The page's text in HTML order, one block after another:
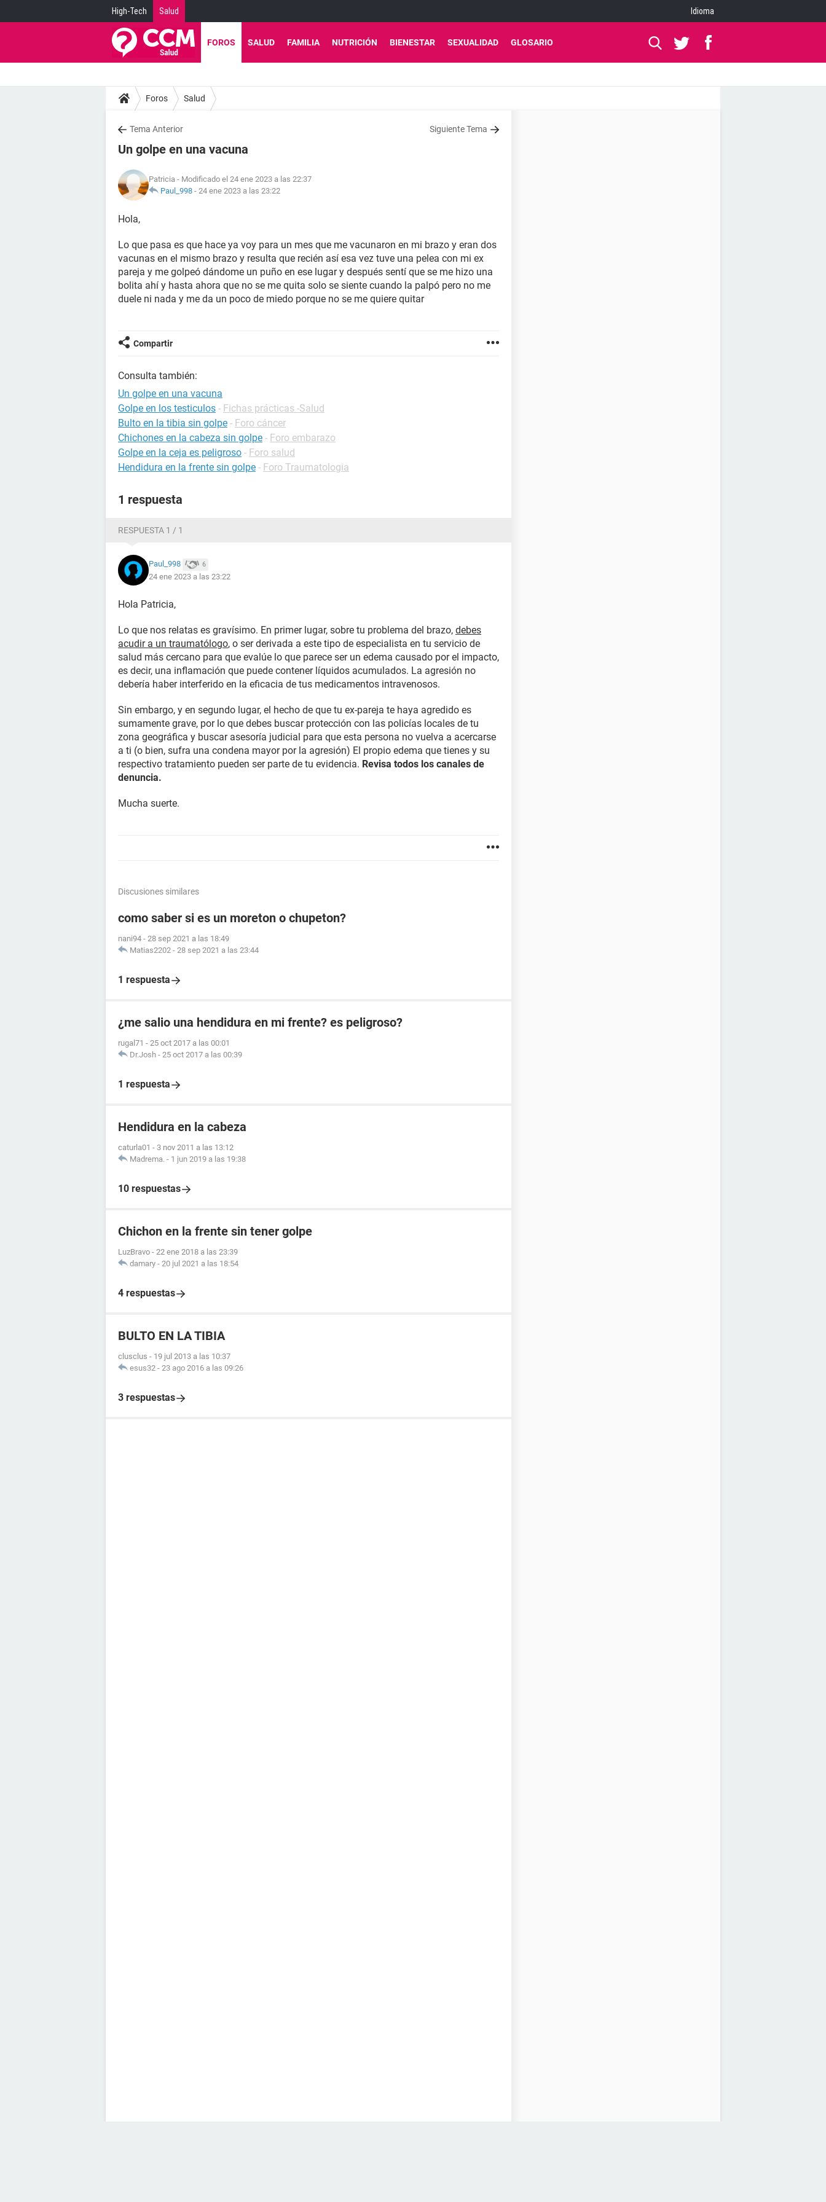
High-Tech Salud Idioma
FOROS SALUD FAMILIA NUTRICIÓN BIENESTAR SEXUALIDAD GLOSARIO
Foros Salud
Tema Anterior Siguiente Tema
Un golpe en una vacuna
Patricia - Modificado el 24 ene 2023 a las 22:37
Paul_998 - 24 ene 2023 a las 23:22
Hola,
Lo que pasa es que hace ya voy para un mes que me vacunaron en mi brazo y eran dos
vacunas en el mismo brazo y resulta que recién así esa vez tuve una pelea con mi ex
pareja y me golpeó dándome un puño en ese lugar y después sentí que se me hizo una
bolita ahí y hasta ahora que no se me quita solo se siente cuando la palpó pero no me
duele ni nada y me da un poco de miedo porque no se me quiere quitar
Compartir
Consulta también:
Un golpe en una vacuna
Golpe en los testiculos - Fichas prácticas -Salud
Bulto en la tibia sin golpe - Foro cáncer
Chichones en la cabeza sin golpe - Foro embarazo
Golpe en la ceja es peligroso - Foro salud
Hendidura en la frente sin golpe - Foro Traumatologia
1 respuesta
RESPUESTA 1 / 1
Paul_998 6
24 ene 2023 a las 23:22
Hola Patricia,
Lo que nos relatas es gravísimo. En primer lugar, sobre tu problema del brazo, debes
acudir a un traumatólogo, o ser derivada a este tipo de especialista en tu servicio de
salud más cercano para que evalúe lo que parece ser un edema causado por el impacto,
es decir, una inflamación que puede contener líquidos acumulados. La agresión no
debería haber interferido en la eficacia de tus medicamentos intravenosos.
Sin embargo, y en segundo lugar, el hecho de que tu ex-pareja te haya agredido es
sumamente grave, por lo que debes buscar protección con las policías locales de tu
zona geográfica y buscar asesoría judicial para que esta persona no vuelva a acercarse
a ti (o bien, sufra una condena mayor por la agresión) El propio edema que tienes y su
respectivo tratamiento pueden ser parte de tu evidencia. Revisa todos los canales de
denuncia.
Mucha suerte.
Discusiones similares
como saber si es un moreton o chupeton?
nani94 - 28 sep 2021 a las 18:49
Matias2202 - 28 sep 2021 a las 23:44
1 respuesta
¿me salio una hendidura en mi frente? es peligroso?
rugal71 - 25 oct 2017 a las 00:01
Dr.Josh - 25 oct 2017 a las 00:39
1 respuesta
Hendidura en la cabeza
caturla01 - 3 nov 2011 a las 13:12
Madrema. - 1 jun 2019 a las 19:38
10 respuestas
Chichon en la frente sin tener golpe
LuzBravo - 22 ene 2018 a las 23:39
damary - 20 jul 2021 a las 18:54
4 respuestas
BULTO EN LA TIBIA
clusclus - 19 jul 2013 a las 10:37
esus32 - 23 ago 2016 a las 09:26
3 respuestas